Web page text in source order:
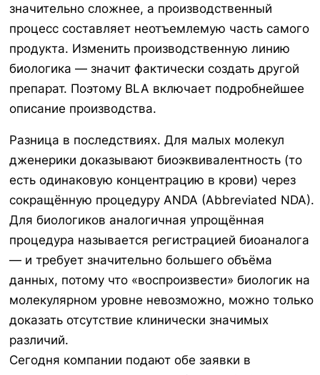
значительно сложнее, а производственный
процесс составляет неотъемлемую часть самого
продукта. Изменить производственную линию
биологика — значит фактически создать другой
препарат. Поэтому BLA включает подробнейшее
описание производства.
Разница в последствиях. Для малых молекул
дженерики доказывают биоэквивалентность (то
есть одинаковую концентрацию в крови) через
сокращённую процедуру ANDA (Abbreviated NDA).
Для биологиков аналогичная упрощённая
процедура называется регистрацией биоаналога
— и требует значительно большего объёма
данных, потому что «воспроизвести» биологик на
молекулярном уровне невозможно, можно только
доказать отсутствие клинически значимых
различий.
Сегодня компании подают обе заявки в